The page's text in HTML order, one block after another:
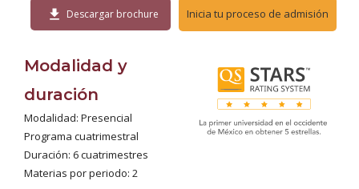
download Descargar brochure Inicia tu proceso de admisión
Modalidad y
duración
Modalidad: Presencial
Programa cuatrimestral
Duración: 6 cuatrimestres
Materias por periodo: 2